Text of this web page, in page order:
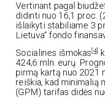
Vertinant pagal
didinti nuo 16,1 proc.
išlaikyti stabiliame 3
Lietuva“ fondo
Socialines išmokas[4]
424,6 mln. eurų.
pirmą kartą nuo 2021
reiškia, kad minimalią
(GPM) tarifas didės